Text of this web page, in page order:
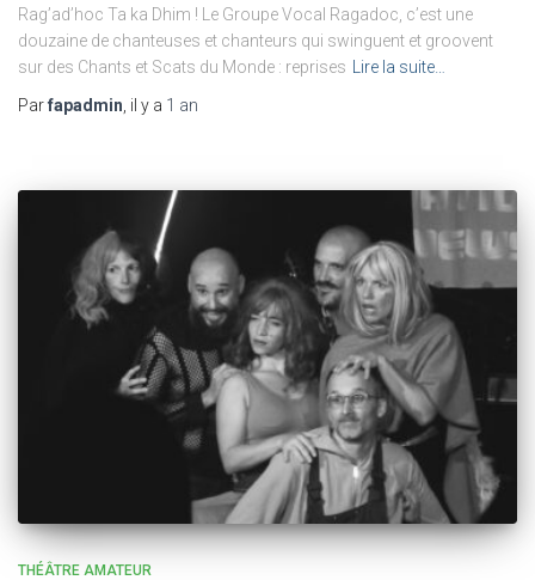
Rag’ad’hoc Ta ka Dhim ! Le Groupe Vocal Ragadoc, c’est une
douzaine de chanteuses et chanteurs qui swinguent et groovent
sur des Chants et Scats du Monde : reprises Lire la suite…
Parfapadmin, il y a 1 an
THÉÂTRE AMATEUR